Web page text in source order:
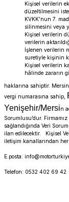
Kişisel verilerin
düzeltilmesini
KVKK’nun 7.
silinmesini veya
Kişisel verilerin
verilerin
İşlenen verilerin
suretiyle kişinin
Kişisel verilerin
hâlinde zararın
haklarına sahiptir.
vergi numarasına sahip,
Yenişehir/Mersin
Sorumlusu’dur.
sağlandığında Veri
ilan edilecektir. Kişisel
iletişim kanallarından
E.posta:
Telefon: 0532 402 69 42